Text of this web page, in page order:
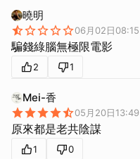
曉明
06月02日08:15
騙錢綠腦無極限電影
2 1
Mei-香
05月20日13:49
原來都是老共陰謀
1 0